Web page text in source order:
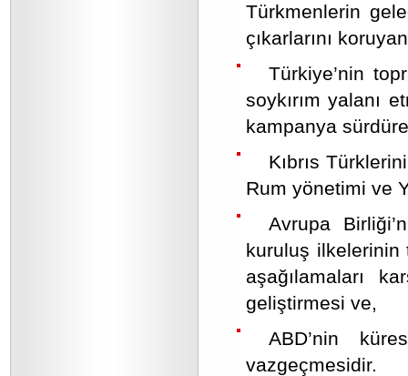
Türkmenlerin
çıkarlarını
Türkiye’nin
soykırım yalanı
kampanya
Kıbrıs
Rum yönetimi ve
Avrupa
kuruluş ilkelerinin
aşağılamaları
geliştirmesi ve,
ABD’nin
vazgeçmesidir.